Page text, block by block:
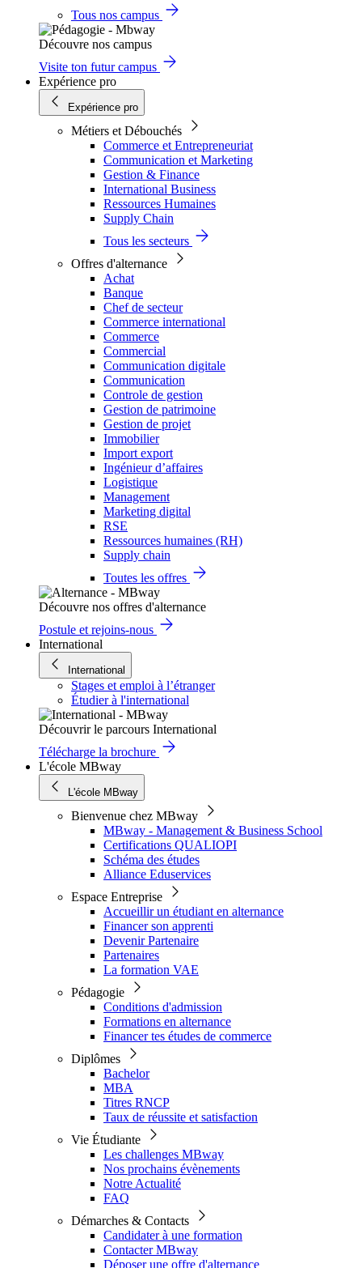
Tous nos campus
Découvre nos campus
Visite ton futur campus
Expérience pro
Expérience pro
Métiers et Débouchés
Commerce et Entrepreneuriat
Communication et Marketing
Gestion & Finance
International Business
Ressources Humaines
Supply Chain
Tous les secteurs
Offres d'alternance
Achat
Banque
Chef de secteur
Commerce international
Commerce
Commercial
Communication digitale
Communication
Controle de gestion
Gestion de patrimoine
Gestion de projet
Immobilier
Import export
Ingénieur d’affaires
Logistique
Management
Marketing digital
RSE
Ressources humaines (RH)
Supply chain
Toutes les offres
Découvre nos offres d'alternance
Postule et rejoins-nous
International
International
Stages et emploi à l’étranger
Étudier à l'international
Découvrir le parcours International
Télécharge la brochure
L'école MBway
L'école MBway
Bienvenue chez MBway
MBway - Management & Business School
Certifications QUALIOPI
Schéma des études
Alliance Eduservices
Espace Entreprise
Accueillir un étudiant en alternance
Financer son apprenti
Devenir Partenaire
Partenaires
La formation VAE
Pédagogie
Conditions d'admission
Formations en alternance
Financer tes études de commerce
Diplômes
Bachelor
MBA
Titres RNCP
Taux de réussite et satisfaction
Vie Étudiante
Les challenges MBway
Nos prochains évènements
Notre Actualité
FAQ
Démarches & Contacts
Candidater à une formation
Contacter MBway
Déposer une offre d'alternance